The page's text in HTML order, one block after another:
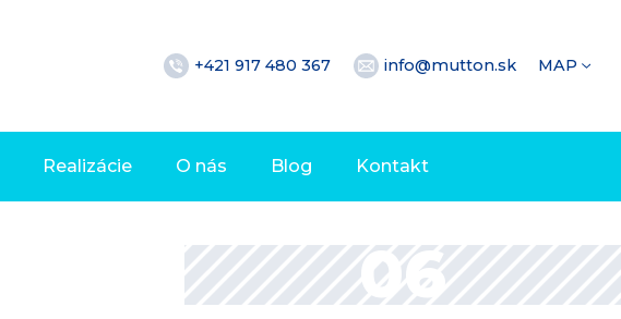
+421 917 480 367 info@mutton.sk MAP
Realizácie O nás Blog Kontakt
06